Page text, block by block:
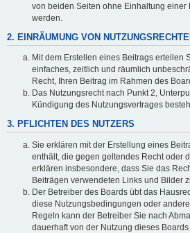
von beiden Seiten ohne Einhaltung einer
werden.
2. EINRÄUMUNG VON
Mit dem Erstellen eines Beitrags erteilen
einfaches, zeitlich und räumlich
Recht, Ihren Beitrag im Rahmen des
Das Nutzungsrecht nach Punkt 2,
Kündigung des Nutzungsvertrages
3. PFLICHTEN DES NUTZERS
Sie erklären mit der Erstellung eines
enthält, die gegen geltendes Recht oder
erklären insbesondere, dass Sie das
Beiträgen verwendeten Links und Bilder
Der Betreiber des Boards übt das
diese Nutzungsbedingungen oder
Regeln kann der Betreiber Sie nach
dauerhaft von der Nutzung dieses